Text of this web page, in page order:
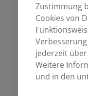
Zustimmung
Cookies von
jederzeit
Weitere
und in den